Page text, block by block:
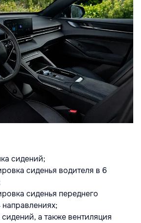
сидений;
сиденья водителя в 6
сиденья переднего
а также вентиляция